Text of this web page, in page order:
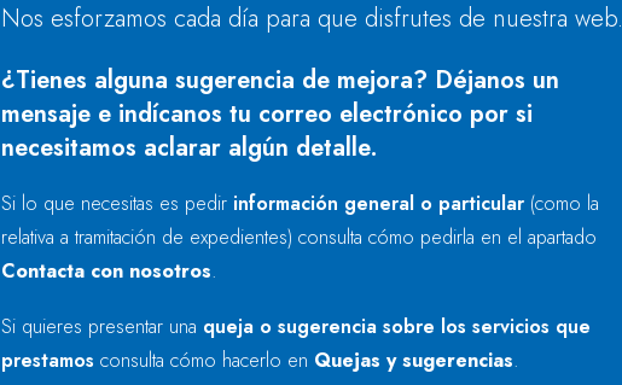
Nos esforzamos cada día para que disfrutes de nuestra web.
¿Tienes alguna sugerencia de mejora? Déjanos un
mensaje e indícanos tu correo electrónico por si
necesitamos aclarar algún detalle.
Si lo que necesitas es pedir información general o particular (como la
relativa a tramitación de expedientes) consulta cómo pedirla en el apartado
Contacta con nosotros.
Si quieres presentar una queja o sugerencia sobre los servicios que
prestamos consulta cómo hacerlo en Quejas y sugerencias.